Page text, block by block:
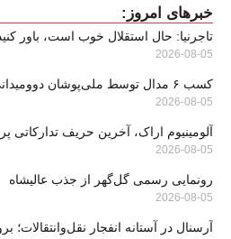
خبرهای امروز:
تاجرنیا: حال استقلال خوب است، باور
2026-08-05
کسب ۶ مدال توسط ملی‌پوشان دوومیدانی در بلاروس
2026-08-05
آلومینیوم اراک، آخرین حریف تدارکاتی
2026-08-05
رونمایی رسمی گل‌گهر از جذب عالیشاه
2026-08-05